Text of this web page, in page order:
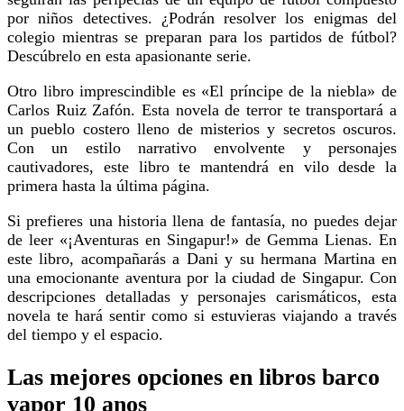
por niños detectives. ¿Podrán resolver los enigmas del
colegio mientras se preparan para los partidos de fútbol?
Descúbrelo en esta apasionante serie.
Otro libro imprescindible es «El príncipe de la niebla» de
Carlos Ruiz Zafón. Esta novela de terror te transportará a
un pueblo costero lleno de misterios y secretos oscuros.
Con un estilo narrativo envolvente y personajes
cautivadores, este libro te mantendrá en vilo desde la
primera hasta la última página.
Si prefieres una historia llena de fantasía, no puedes dejar
de leer «¡Aventuras en Singapur!» de Gemma Lienas. En
este libro, acompañarás a Dani y su hermana Martina en
una emocionante aventura por la ciudad de Singapur. Con
descripciones detalladas y personajes carismáticos, esta
novela te hará sentir como si estuvieras viajando a través
del tiempo y el espacio.
Las mejores opciones en libros barco
vapor 10 anos